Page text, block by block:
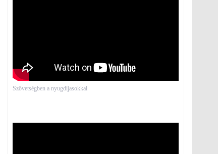
Szövetségben a nyugdíjasokkal